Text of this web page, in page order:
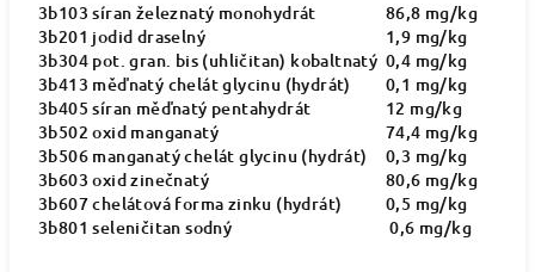
3b103 síran železnatý monohydrát
86,8 mg/kg
3b201 jodid draselný
1,9 mg/kg
3b304 pot. gran. bis (uhličitan) kobaltnatý 0,4 mg/kg
3b413 měďnatý chelát glycinu (hydrát)
0,1 mg/kg
3b405 síran měďnatý pentahydrát
12 mg/kg
3b502 oxid manganatý
74,4 mg/kg
3b506 manganatý chelát glycinu (hydrát)
0,3 mg/kg
3b603 oxid zinečnatý
80,6 mg/kg
3b607 chelátová forma zinku (hydrát)
0,5 mg/kg
3b801 seleničitan sodný
0,6 mg/kg